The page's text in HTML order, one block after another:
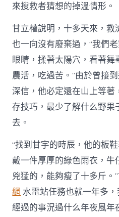
來搜救者猜想的掉溫情形。
甘立權說明，十多天來，救
也一向沒有廢棄過，“我們
眼睛，揉著太陽穴，看著
農活，吃過苦。”由於曾接
深信，他必定還在山上等
存技巧，最少了解什么野果
去。
“找到甘宇的時辰，他的板
戴一件厚厚的綠色雨衣，牛
兇猛的，能夠瘦了十多斤。
網 水電站任務也就一年多
經過的事況過什么年夜風年